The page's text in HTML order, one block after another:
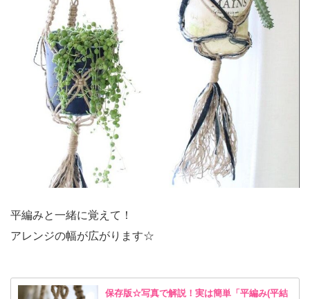
平編みと一緒に覚えて！
アレンジの幅が広がります☆
保存版☆写真で解説！実は簡単「平編み(平結